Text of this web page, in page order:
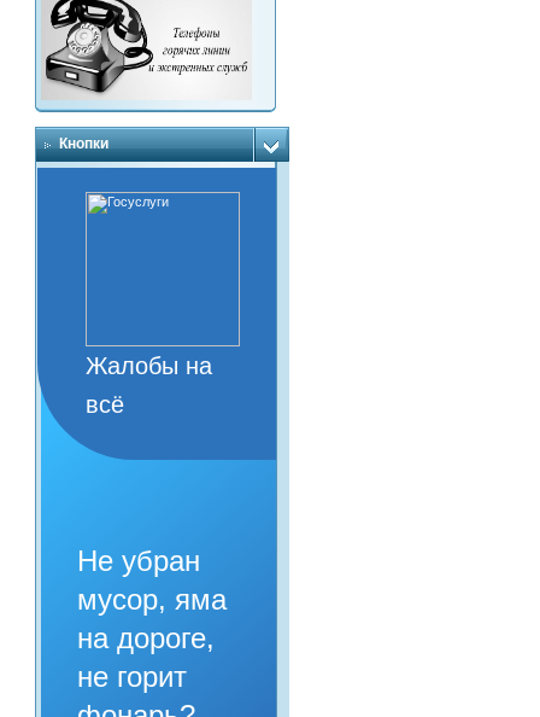
Кнопки
Жалобы на
всё
Не убран
мусор, яма
на дороге,
не горит